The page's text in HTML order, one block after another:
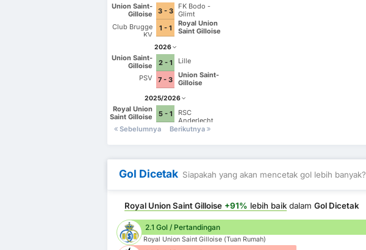
Union Saint-
Gilloise
3 - 3
FK Bodo -
Glimt
Club Brugge
KV
1 - 1
Royal Union
Saint Gilloise
2026
Union Saint-
Gilloise
2 - 1
Lille
PSV
7 - 3
Union Saint-
Gilloise
2025/2026
Royal Union
Saint Gilloise
5 - 1
RSC
Anderlecht
Sebelumnya
Berikutnya
Gol Dicetak Siapakah yang akan mencetak gol lebih banyak?
Royal Union Saint Gilloise +91% lebih baik dalamGol Dicetak
2.1 Gol / Pertandingan
Royal Union Saint Gilloise (Tuan Rumah)